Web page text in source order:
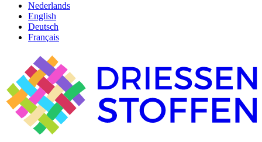
Nederlands
English
Deutsch
Français